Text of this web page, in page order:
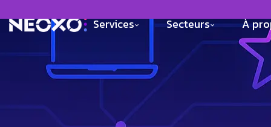
Services Secteurs À